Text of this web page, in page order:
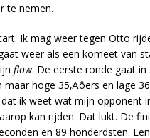
te nemen.
Ik mag weer tegen Otto
weer als een komeet van
flow. De eerste ronde gaat in
hoge 35‚Äôers en lage
ik weet wat mijn opponent
kan rijden. Dat lukt. De
en 89 honderdsten.